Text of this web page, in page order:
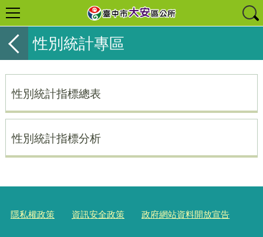
性別統計專區
性別統計指標總表
性別統計指標分析
隱私權政策 資訊安全政策 政府網站資料開放宣告